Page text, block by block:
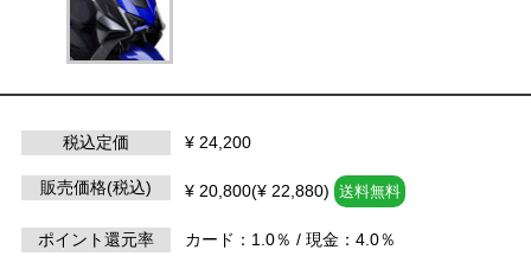
税込定価 ¥ 24,200
販売価格(税込) ¥ 20,800(¥ 22,880) 送料無料
ポイント還元率 カード：1.0％ / 現金：4.0％